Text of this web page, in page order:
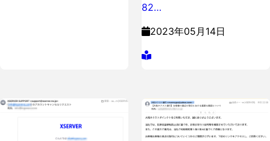
82…
2023年05月14日